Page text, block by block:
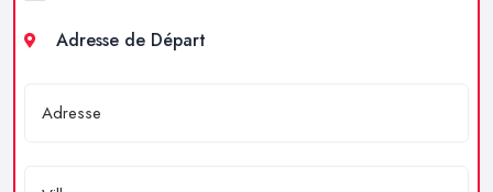
Adresse de Départ